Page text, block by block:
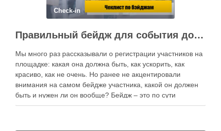
Check-in
Правильный бейдж для события должен быть функциональным!
Мы много раз рассказывали о регистрации участников на
площадке: какая она должна быть, как ускорить, как
красиво, как не очень. Но ранее не акцентировали
внимания на самом бейдже участника, какой он должен
быть и нужен ли он вообще? Бейдж – это по сути
идентификатор участника. С помощью него им легче …